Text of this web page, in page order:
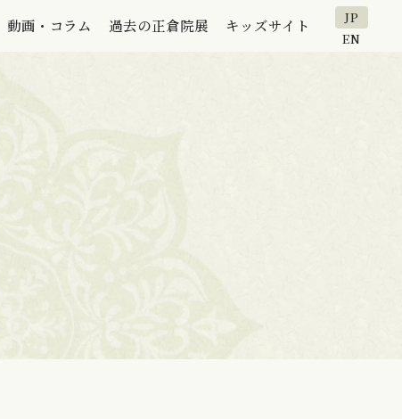
動画・コラム 過去の正倉院展 キッズサイト
JP
EN